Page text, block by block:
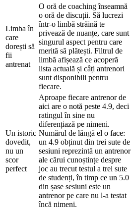
Limba în
care
dorești să
fii
antrenat
O oră de coaching înseamnă
o oră de discuții. Să lucrezi
într-o limbă străină te
privează de nuanțe, care sunt
singurul aspect pentru care
merită să plătești. Filtrul de
limbă afișează ce acoperă
lista actuală și câți antrenori
sunt disponibili pentru
fiecare.
Un istoric
dovedit,
nu un
scor
perfect
Aproape fiecare antrenor de
aici are o notă peste 4.9, deci
ratingul în sine nu
diferențiază pe nimeni.
Numărul de lângă el o face:
un 4.9 obținut din trei sute de
sesiuni reprezintă un antrenor
ale cărui cunoștințe despre
joc au trecut testul a trei sute
de studenți, în timp ce un 5.0
din șase sesiuni este un
antrenor pe care nu l-a testat
încă nimeni.